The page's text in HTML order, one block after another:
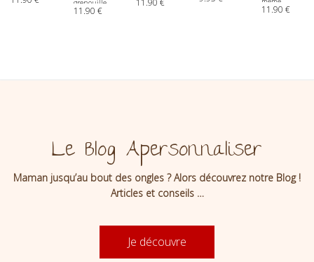
grenouille
rose
11.90 €
flamant
pingouin
11.90€
Le Blog Apersonnaliser
Maman jusqu’au bout des ongles ? Alors découvrez notre Blog !
Articles et conseils …
Je découvre